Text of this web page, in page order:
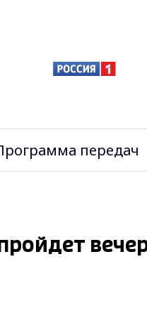
передач